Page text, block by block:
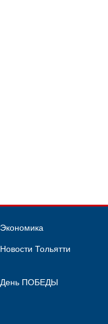
Экономика
Новости Тольятти
День ПОБЕДЫ